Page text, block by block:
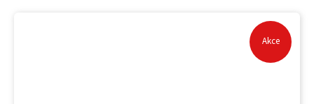
Akce